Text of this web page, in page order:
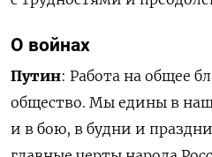
О войнах
Путин: Работа на общее
общество. Мы едины в
и в бою, в будни и